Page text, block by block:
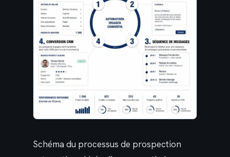
Schéma du processus de prospection